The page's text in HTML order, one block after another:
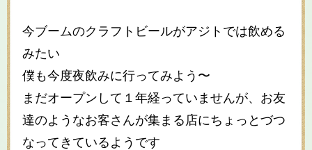
今ブームのクラフトビールがアジトでは飲める
みたい
僕も今度夜飲みに行ってみよう〜
まだオープンして１年経っていませんが、お友
達のようなお客さんが集まる店にちょっとづつ
なってきているようです